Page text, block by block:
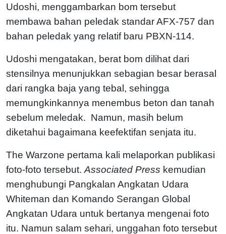
Udoshi, menggambarkan bom tersebut
membawa bahan peledak standar AFX-757 dan
bahan peledak yang relatif baru PBXN-114.
Udoshi mengatakan, berat bom dilihat dari
stensilnya menunjukkan sebagian besar berasal
dari rangka baja yang tebal, sehingga
memungkinkannya menembus beton dan tanah
sebelum meledak. Namun, masih belum
diketahui bagaimana keefektifan senjata itu.
The Warzone pertama kali melaporkan publikasi
foto-foto tersebut. Associated Press kemudian
menghubungi Pangkalan Angkatan Udara
Whiteman dan Komando Serangan Global
Angkatan Udara untuk bertanya mengenai foto
itu. Namun salam sehari, unggahan foto tersebut